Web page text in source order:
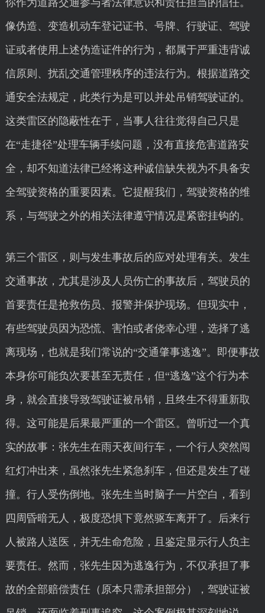
你作为道路交通参与者法律意识和责任担当的信任。
像伪造、变造机动车登记证书、号牌、行驶证、驾驶
证或者使用上述伪造证件的行为，都属于严重违背诚
信原则、扰乱交通管理秩序的违法行为。根据道路交
通安全法规定，此类行为是可以并处吊销驾驶证的。
这类雷区的隐蔽性在于，当事人往往觉得自己只是
在“走捷径”处理车辆手续问题，没有直接危害道路安
全，却不知道法律已经将这种诚信缺失视为不具备安
全驾驶资格的重要因素。它提醒我们，驾驶资格的维
系，与驾驶之外的相关法律遵守情况是紧密挂钩的。
第三个雷区，则与发生事故后的应对处理有关。发生
交通事故，尤其是涉及人员伤亡的事故后，驾驶员的
首要责任是抢救伤员、报警并保护现场。但现实中，
有些驾驶员因为恐慌、害怕或者侥幸心理，选择了逃
离现场，也就是我们常说的“交通肇事逃逸”。即便事故
本身你可能负次要甚至无责任，但“逃逸”这个行为本
身，就会直接导致驾驶证被吊销，且终生不得重新取
得。这可能是后果最严重的一个雷区。曾听过一个真
实的故事：张先生在雨天夜间行车，一个行人突然闯
红灯冲出来，虽然张先生紧急刹车，但还是发生了碰
撞。行人受伤倒地。张先生当时脑子一片空白，看到
四周昏暗无人，极度恐惧下竟然驱车离开了。后来行
人被路人送医，并无生命危险，且鉴定显示行人负主
要责任。然而，张先生因为逃逸行为，不仅承担了事
故的全部赔偿责任（原本只需承担部分），驾驶证被